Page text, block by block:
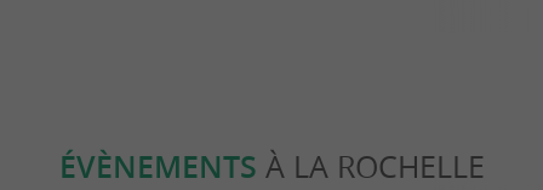
ÉVÈNEMENTS À LA ROCHELLE